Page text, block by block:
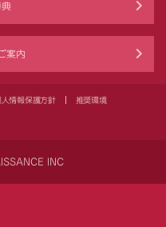
典
案内
人情報保護方針 推奨環境
INC